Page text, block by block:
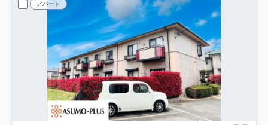
アパート